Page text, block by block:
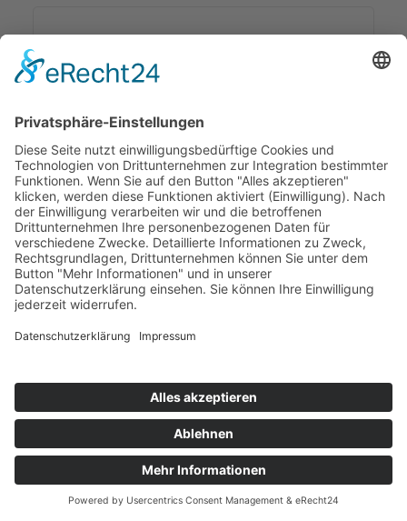
AWO Sommerspektakel
Nine & Tim Heft 60
Der verschwundene Märchenwald
Mit Herz und Hand Nr. 33
Bildung macht Held*innen